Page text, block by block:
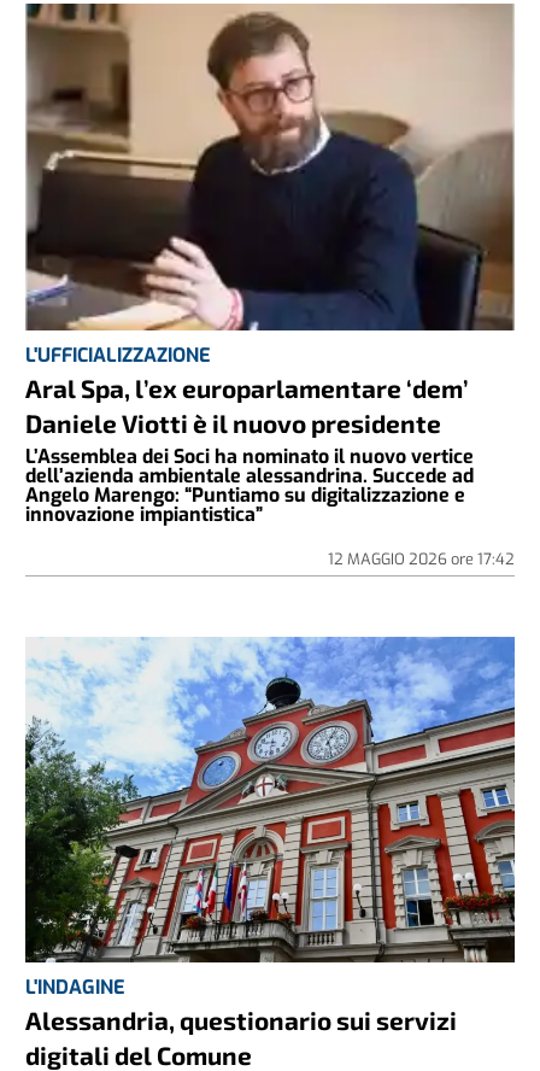
L'UFFICIALIZZAZIONE
Aral Spa, l’ex europarlamentare ‘dem’
Daniele Viotti è il nuovo presidente
L’Assemblea dei Soci ha nominato il nuovo vertice
dell’azienda ambientale alessandrina. Succede ad
Angelo Marengo: “Puntiamo su digitalizzazione e
innovazione impiantistica”
12 MAGGIO 2026ore 17:42
L'INDAGINE
Alessandria, questionario sui servizi
digitali del Comune